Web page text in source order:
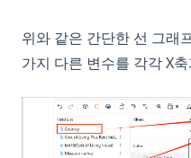
위와 같은 간단한 선 그래
가지 다른 변수를 각각 X